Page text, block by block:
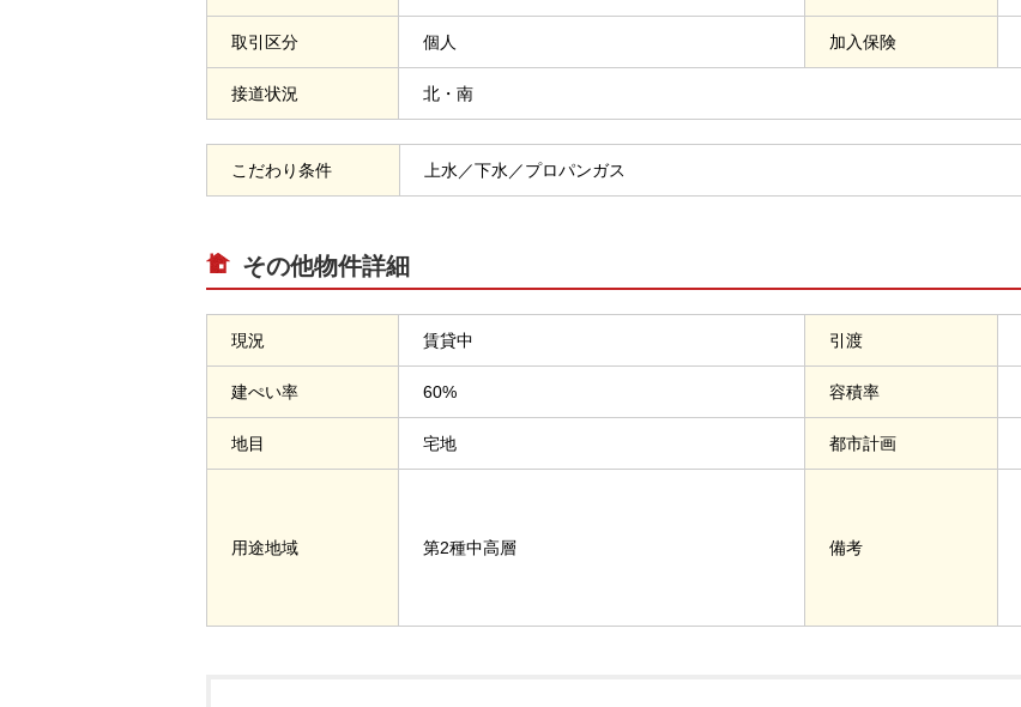
取引区分 個人 加入保険
接道状況 北・南
こだわり条件 上水／下水／プロパンガス
その他物件詳細
現況 賃貸中 引渡
建ぺい率 60% 容積率
地目 宅地 都市計画
用途地域 第2種中高層 備考